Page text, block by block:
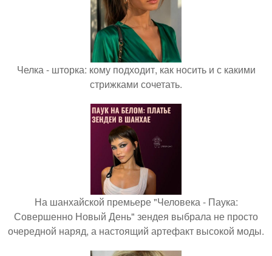
Челка - шторка: кому подходит, как носить и с какими
стрижками сочетать.
На шанхайской премьере "Человека - Паука:
Совершенно Новый День" зендея выбрала не просто
очередной наряд, а настоящий артефакт высокой моды.